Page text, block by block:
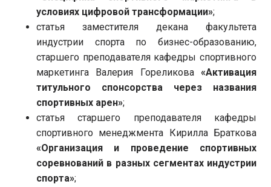
условиях цифровой трансформации»;
статья заместителя декана факультета
индустрии спорта по бизнес-образованию,
старшего преподавателя кафедры спортивного
маркетинга Валерия Гореликова «Активация
титульного спонсорства через названия
спортивных арен»;
статья старшего преподавателя кафедры
спортивного менеджмента Кирилла Браткова
«Организация и проведение спортивных
соревнований в разных сегментах индустрии
спорта»;